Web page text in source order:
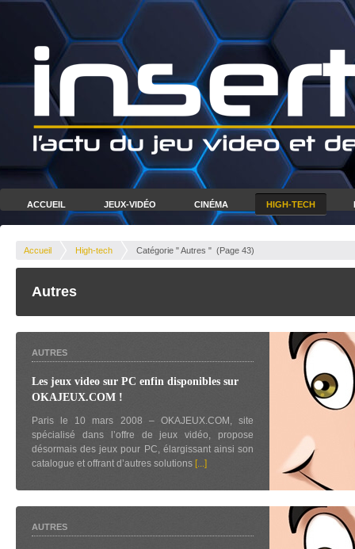
ACCUEIL JEUX-VIDÉO CINÉMA HIGH-TECH
Accueil High-tech Catégorie " Autres " (Page 43)
Autres
AUTRES
Les jeux video sur PC enfin disponibles sur
OKAJEUX.COM !
Paris le 10 mars 2008 – OKAJEUX.COM, site
spécialisé dans l’offre de jeux vidéo, propose
désormais des jeux pour PC, élargissant ainsi son
catalogue et offrant d’autres solutions [...]
AUTRES